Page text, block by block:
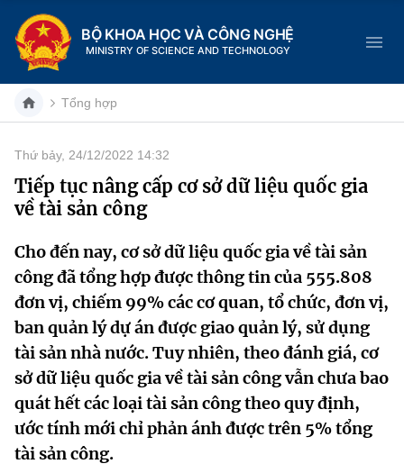
BỘ KHOA HỌC VÀ CÔNG NGHỆ
MINISTRY OF SCIENCE AND TECHNOLOGY
Danh mục
Trang chủ
Giới thiệu
Chức năng nhiệm vụ
Cơ cấu tổ chức
Lịch sử phát triển
Sở Khoa học và Công nghệ
Tin tức sự kiện
Khoa học và Công nghệ
Đổi mới sáng tạo
Chuyển đổi số
Dịch vụ công
Hệ thống văn bản
Văn bản QPPL
MST IOFFICE
THỐNG KÊ
Tổng hợp
Thứ bảy, 24/12/2022 14:32
Tiếp tục nâng cấp cơ sở dữ liệu quốc gia
về tài sản công
Cho đến nay, cơ sở dữ liệu quốc gia về tài sản
công đã tổng hợp được thông tin của 555.808
đơn vị, chiếm 99% các cơ quan, tổ chức, đơn vị,
ban quản lý dự án được giao quản lý, sử dụng
tài sản nhà nước. Tuy nhiên, theo đánh giá, cơ
sở dữ liệu quốc gia về tài sản công vẫn chưa bao
quát hết các loại tài sản công theo quy định,
ước tính mới chỉ phản ánh được trên 5% tổng
tài sản công.